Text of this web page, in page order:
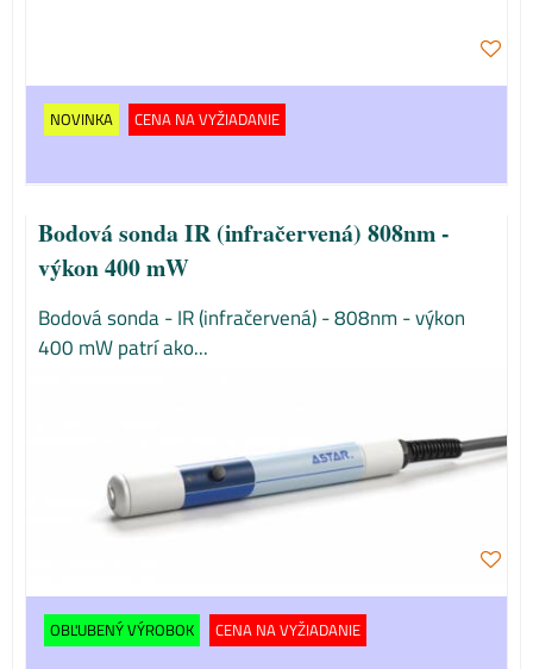
NOVINKA CENA NA VYŽIADANIE
Bodová sonda IR (infračervená) 808nm -
výkon 400 mW
Bodová sonda - IR (infračervená) - 808nm - výkon
400 mW patrí ako...
OBĽUBENÝ VÝROBOK CENA NA VYŽIADANIE